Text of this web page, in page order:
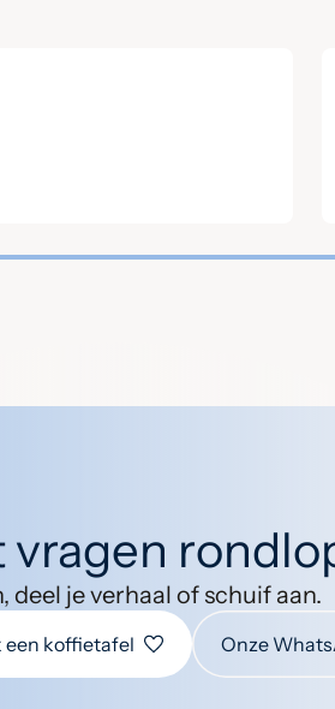
deel je verhaal of schuif aan.
een koffietafel Onze